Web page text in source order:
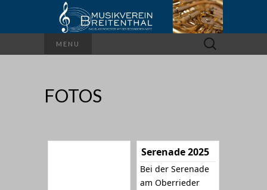
MENU
Suchen
nach:
FOTOS
Serenade 2025
Bei der Serenade
am Oberrieder